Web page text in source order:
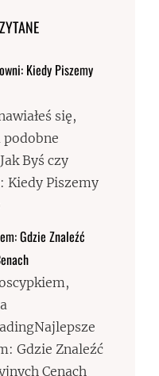
Kiedy Piszemy
się,
podobne
Byś czy
Kiedy Piszemy
Gdzie Znaleźć
Gdzie Znaleźć
Cenach